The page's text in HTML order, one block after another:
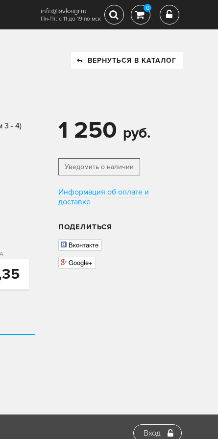
info@lavkaigr.ru
Пн-Пт: с 11 до 19 по мск
0
ВЕРНУТЬСЯ В КАТАЛОГ
3 - 4)
1 250 руб.
Уведомить о наличии
Информация об оплате и
доставке
ПОДЕЛИТЬСЯ
Вконтакте
Google+
Вход